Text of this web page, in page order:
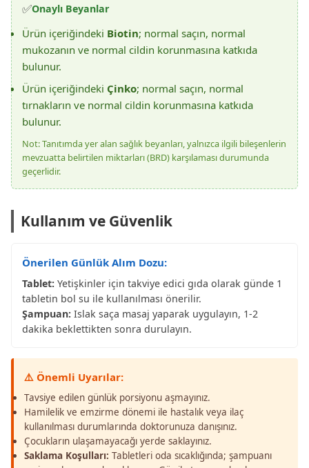
✅Onaylı Beyanlar
Ürün içeriğindeki Biotin; normal saçın, normal
mukozanın ve normal cildin korunmasına katkıda
bulunur.
Ürün içeriğindeki Çinko; normal saçın, normal
tırnakların ve normal cildin korunmasına katkıda
bulunur.
Not: Tanıtımda yer alan sağlık beyanları, yalnızca ilgili bileşenlerin
mevzuatta belirtilen miktarları (BRD) karşılaması durumunda
geçerlidir.
Kullanım ve Güvenlik
Önerilen Günlük Alım Dozu:
Tablet: Yetişkinler için takviye edici gıda olarak günde 1
tabletin bol su ile kullanılması önerilir.
Şampuan: Islak saça masaj yaparak uygulayın, 1-2
dakika beklettikten sonra durulayın.
⚠️ Önemli Uyarılar:
Tavsiye edilen günlük porsiyonu aşmayınız.
Hamilelik ve emzirme dönemi ile hastalık veya ilaç
kullanılması durumlarında doktorunuza danışınız.
Çocukların ulaşamayacağı yerde saklayınız.
Saklama Koşulları: Tabletleri oda sıcaklığında; şampuanı